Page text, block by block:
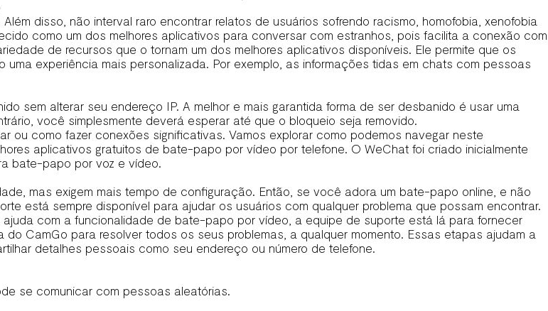
disso, não interval raro encontrar relatos de usuários sofrendo racismo, homofobia, xenofobia
como um dos melhores aplicativos para conversar com estranhos, pois facilita a conexão com
de recursos que o tornam um dos melhores aplicativos disponíveis. Ele permite que os
experiência mais personalizada. Por exemplo, as informações tidas em chats com pessoas
sem alterar seu endereço IP. A melhor e mais garantida forma de ser desbanido é usar uma
você simplesmente deverá esperar até que o bloqueio seja removido.
ou como fazer conexões significativas. Vamos explorar como podemos navegar neste
aplicativos gratuitos de bate-papo por vídeo por telefone. O WeChat foi criado inicialmente
bate-papo por voz e vídeo.
mas exigem mais tempo de configuração. Então, se você adora um bate-papo online, e não
está sempre disponível para ajudar os usuários com qualquer problema que possam encontrar.
ajuda com a funcionalidade de bate-papo por vídeo, a equipe de suporte está lá para fornecer
CamGo para resolver todos os seus problemas, a qualquer momento. Essas etapas ajudam a
detalhes pessoais como seu endereço ou número de telefone.
se comunicar com pessoas aleatórias.